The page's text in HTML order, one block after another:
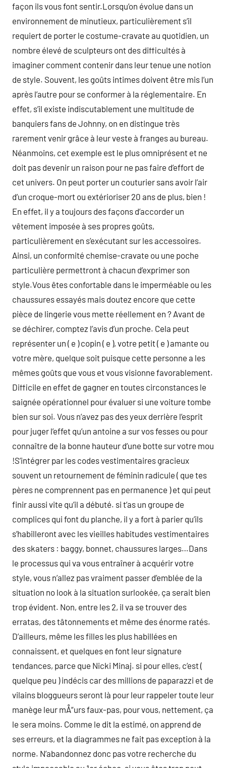
façon ils vous font sentir.Lorsqu’on évolue dans un
environnement de minutieux, particulièrement s’il
requiert de porter le costume-cravate au quotidien, un
nombre élevé de sculpteurs ont des difficultés à
imaginer comment contenir dans leur tenue une notion
de style. Souvent, les goûts intimes doivent être mis l’un
après l’autre pour se conformer à la réglementaire. En
effet, s’il existe indiscutablement une multitude de
banquiers fans de Johnny, on en distingue très
rarement venir grâce à leur veste à franges au bureau.
Néanmoins, cet exemple est le plus omniprésent et ne
doit pas devenir un raison pour ne pas faire d’effort de
cet univers. On peut porter un couturier sans avoir l’air
d’un croque-mort ou extérioriser 20 ans de plus, bien !
En effet, il y a toujours des façons d’accorder un
vêtement imposée à ses propres goûts,
particulièrement en s’exécutant sur les accessoires.
Ainsi, un conformité chemise-cravate ou une poche
particulière permettront à chacun d’exprimer son
style.Vous êtes confortable dans le imperméable ou les
chaussures essayés mais doutez encore que cette
pièce de lingerie vous mette réellement en ? Avant de
se déchirer, comptez l’avis d’un proche. Cela peut
représenter un ( e ) copin ( e ), votre petit ( e ) amante ou
votre mère, quelque soit puisque cette personne a les
mêmes goûts que vous et vous visionne favorablement.
Difficile en effet de gagner en toutes circonstances le
saignée opérationnel pour évaluer si une voiture tombe
bien sur soi. Vous n’avez pas des yeux derrière l’esprit
pour juger l’effet qu’un antoine a sur vos fesses ou pour
connaître de la bonne hauteur d’une botte sur votre mou
!S’intégrer par les codes vestimentaires gracieux
souvent un retournement de féminin radicule ( que tes
pères ne comprennent pas en permanence ) et qui peut
finir aussi vite qu’il a débuté. si t’as un groupe de
complices qui font du planche, il y a fort à parier qu’ils
s’habilleront avec les vieilles habitudes vestimentaires
des skaters : baggy, bonnet, chaussures larges…Dans
le processus qui va vous entraîner à acquérir votre
style, vous n’allez pas vraiment passer d’emblée de la
situation no look à la situation surlookée, ça serait bien
trop évident. Non, entre les 2, il va se trouver des
erratas, des tâtonnements et même des énorme ratés.
D’ailleurs, même les filles les plus habillées en
connaissent, et quelques en font leur signature
tendances, parce que Nicki Minaj. si pour elles, c’est (
quelque peu ) indécis car des millions de paparazzi et de
vilains bloggueurs seront là pour leur rappeler toute leur
manège leur mÅ“urs faux-pas, pour vous, nettement, ça
le sera moins. Comme le dit la estimé, on apprend de
ses erreurs, et la diagrammes ne fait pas exception à la
norme. N’abandonnez donc pas votre recherche du